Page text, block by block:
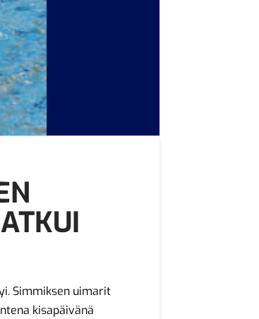
Simmiksen uimarit
kisapäivänä